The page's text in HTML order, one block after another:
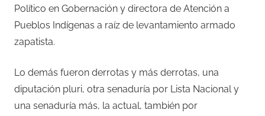
Político en Gobernación y directora de Atención a
Pueblos Indígenas a raíz de levantamiento armado
zapatista.
Lo demás fueron derrotas y más derrotas, una
diputación pluri, otra senaduría por Lista Nacional y
una senaduría más, la actual, también por